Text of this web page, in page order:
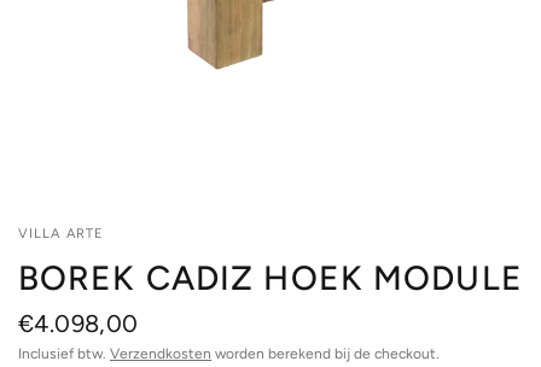
VILLA ARTE
BOREK CADIZ HOEK MODULE
€4.098,00
Inclusief btw. Verzendkosten worden berekend bij de checkout.